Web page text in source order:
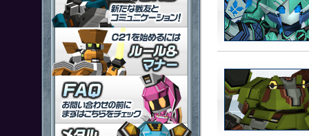
「鋼鉄戦記Ｃ２１」ルール＆
「鋼鉄戦記Ｃ２１」ＦＡＱ
メタル購入ガイドはこちらから